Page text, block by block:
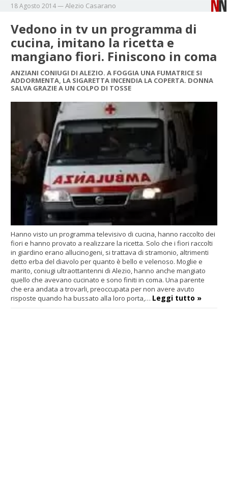
18 Agosto 2014—Alezio Casarano
Vedono in tv un programma di
cucina, imitano la ricetta e
mangiano fiori. Finiscono in coma
ANZIANI CONIUGI DI ALEZIO. A FOGGIA UNA FUMATRICE SI
ADDORMENTA, LA SIGARETTA INCENDIA LA COPERTA. DONNA
SALVA GRAZIE A UN COLPO DI TOSSE
Hanno visto un programma televisivo di cucina, hanno raccolto dei
fiori e hanno provato a realizzare la ricetta. Solo che i fiori raccolti
in giardino erano allucinogeni, si trattava di stramonio, altrimenti
detto erba del diavolo per quanto è bello e velenoso. Moglie e
marito, coniugi ultraottantenni di Alezio, hanno anche mangiato
quello che avevano cucinato e sono finiti in coma. Una parente
che era andata a trovarli, preoccupata per non avere avuto
risposte quando ha bussato alla loro porta,… Leggi tutto »